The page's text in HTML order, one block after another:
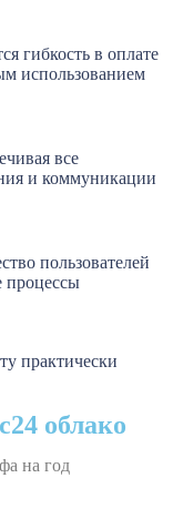
гибкость в оплате
использованием
все
и коммуникации
пользователей
процессы
практически
облако
на год